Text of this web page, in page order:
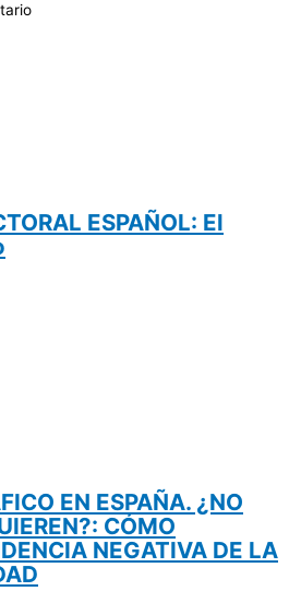
ESPAÑOL: El
EN ESPAÑA. ¿NO
CÓMO
NEGATIVA DE LA